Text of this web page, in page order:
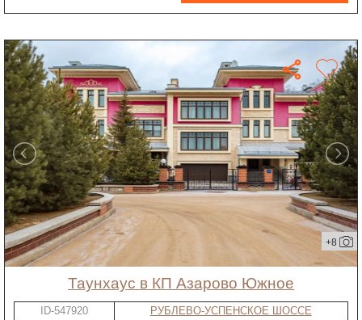
+8
таунхаус в КП Азарово Южное
ID-547920
РУБЛЕВО-УСПЕНСКОЕ ШОССЕ